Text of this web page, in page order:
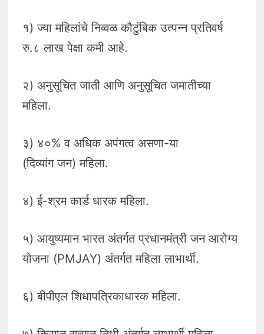
१) ज्या महिलांचे निव्वळ कौटुंबिक उत्पन्न प्रतिवर्ष
रु.८ लाख पेक्षा कमी आहे.
२) अनुसूचित जाती आणि अनुसूचित जमातीच्या
महिला.
३) ४०% व अधिक अपंगत्व असणा-या
(दिव्यांग जन) महिला.
४) ई-श्रम कार्ड धारक महिला.
५) आयुष्यमान भारत अंतर्गत प्रधानमंत्री जन आरोग्य
योजना (PMJAY) अंतर्गत महिला लाभार्थी.
६) बीपीएल शिधापत्रिकाधारक महिला.